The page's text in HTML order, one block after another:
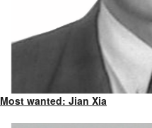
Most wanted: Jian Xia